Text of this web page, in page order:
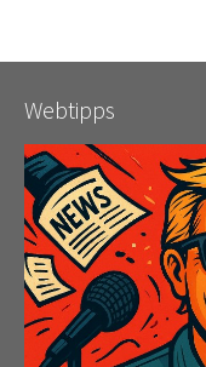
Webtipps